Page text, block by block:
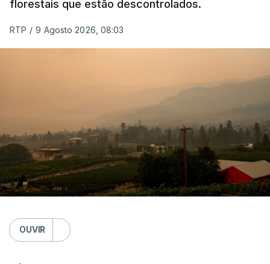
florestais que estão descontrolados.
RTP / 9 Agosto 2026, 08:03
OUVIR